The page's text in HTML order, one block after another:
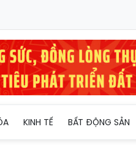
KINH TẾ BẤT ĐỘNG SẢN